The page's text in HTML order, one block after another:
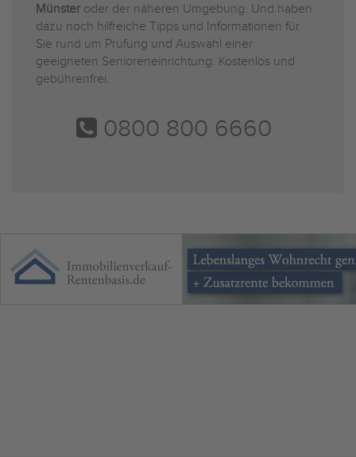
Münster oder der näheren Umgebung. Und haben
dazu noch hilfreiche Tipps und Informationen für
Sie rund um Prüfung und Auswahl einer
geeigneten Senioreneinrichtung. Kostenlos und
gebührenfrei.
0800 800 6660